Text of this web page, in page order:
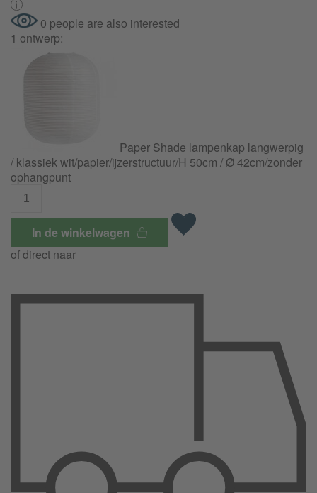
0 people are also interested
1 ontwerp:
Paper Shade lampenkap langwerpig
/ klassiek wit/papier/ijzerstructuur/H 50cm / Ø 42cm/zonder
ophangpunt
In de winkelwagen
of direct naar